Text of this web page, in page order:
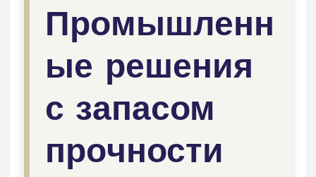
Промышленн
ые решения
с запасом
прочности